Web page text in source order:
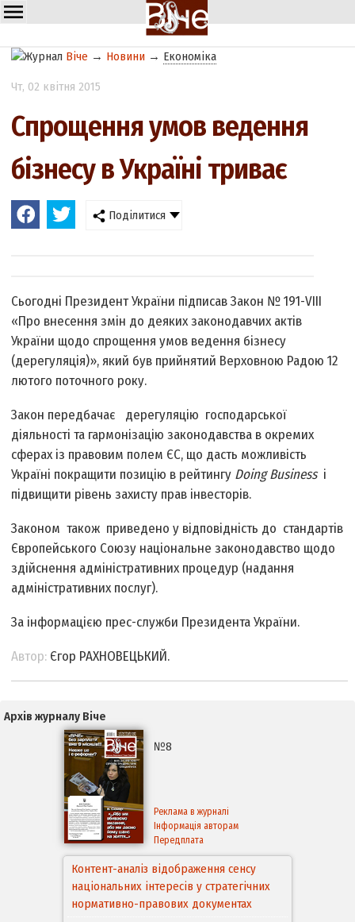
Віче → Новини → Економіка
Чт, 02 квітня 2015
Спрощення умов ведення
бізнесу в Україні триває
Поділитися
Сьогодні Президент України підписав Закон № 191-VIII
«Про внесення змін до деяких законодавчих актів
України щодо спрощення умов ведення бізнесу
(дерегуляція)», який був прийнятий Верховною Радою 12
лютого поточного року.
Закон передбачає дерегуляцію господарської
діяльності та гармонізацію законодавства в окремих
сферах із правовим полем ЄС, що дасть можливість
Україні покращити позицію в рейтингу Doing Businessі
підвищити рівень захисту прав інвесторів.
Законом також приведено у відповідність до стандартів
Європейського Союзу національне законодавство щодо
здійснення адміністративних процедур (надання
адміністративних послуг).
За інформацією прес-служби Президента України.
Автор: Єгор РАХНОВЕЦЬКИЙ.
Архів журналу Віче
№8
Реклама в журналі
Інформація авторам
Передплата
Контент-аналіз відображення сенсу
національних інтересів у стратегічних
нормативно-правових документах